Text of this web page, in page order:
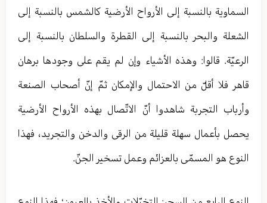
السماوية بالنسبة إلى الأرواح الأرضية كالشمس بالنسبة إلى
الشعلة والبحر بالنسبة إلى القطرة والسلطان بالنسبة إلى
الرعيّة. قالوا: وهذه الأشياء وإن لم يقم على وجودها برهان
قاهر فلا أقلّ من الاحتمال والإمكان ثمّ إنّ أصحاب الصنعة
وأرباب التجربة شاهدوا أنّ الاتّصال بهذه الأرواح الأرضية
يحصل بأعمال سهلة قليلة من الرقى والدخن والتجريد، فهذا
النوع هو المسمّى بالعزائم وعمل تسخير الجنّ.